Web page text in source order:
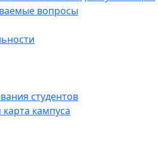
вопросы
студентов
кампуса